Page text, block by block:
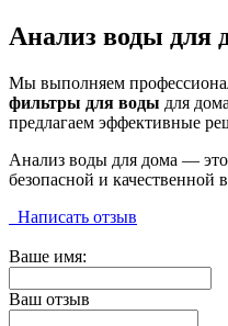
Анализ воды для
Мы выполняем
фильтры для воды для
предлагаем эффективные
Анализ воды для дома —
безопасной и качественной
Написать отзыв
Ваше имя:
Ваш отзыв